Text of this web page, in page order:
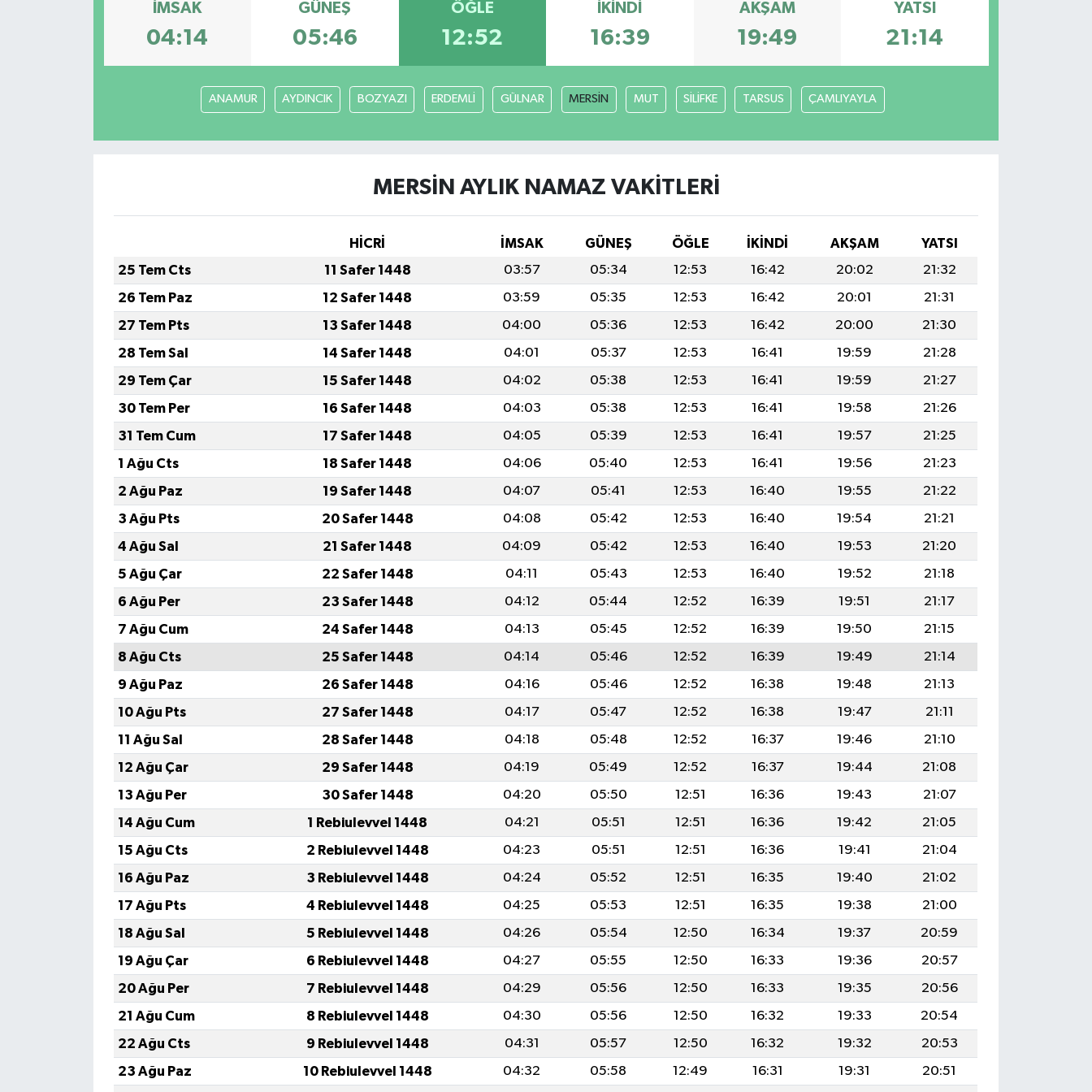
İMSAK
04:14
GÜNEŞ
05:46
ÖĞLE
12:52
İKINDI
16:39
AKŞAM
19:49
YATSI
21:14
ANAMUR AYDINCIK BOZYAZI ERDEMLİ GÜLNAR MERSİN MUT SİLİFKE TARSUS ÇAMLIYAYLA
MERSİN AYLIK NAMAZ VAKITLERI
HİCRİ İMSAK GÜNEŞ ÖĞLE İKINDI AKŞAM
YATSI
25 Tem Cts
11 Safer 1448 03:57 05:34 12:53 16:42 20:02
21:32
26 Tem Paz
12 Safer 1448 03:59 05:35 12:53 16:42 20:01
21:31
27 Tem Pts
13 Safer 1448 04:00 05:36 12:53 16:42 20:00
21:30
28 Tem Sal
14 Safer 1448 04:01 05:37 12:53 16:41 19:59
21:28
29 Tem Çar
15 Safer 1448 04:02 05:38 12:53 16:41 19:59
21:27
30 Tem Per
16 Safer 1448 04:03 05:38 12:53 16:41 19:58
21:26
31 Tem Cum
17 Safer 1448 04:05 05:39 12:53 16:41 19:57
21:25
1 Ağu Cts
18 Safer 1448 04:06 05:40 12:53 16:41 19:56
21:23
2 Ağu Paz
19 Safer 1448 04:07 05:41 12:53 16:40 19:55
21:22
3 Ağu Pts
20 Safer 1448 04:08 05:42 12:53 16:40 19:54
21:21
4 Ağu Sal
21 Safer 1448 04:09 05:42 12:53 16:40 19:53
21:20
5 Ağu Çar
22 Safer 1448 04:11 05:43 12:53 16:40 19:52
21:18
6 Ağu Per
23 Safer 1448 04:12 05:44 12:52 16:39 19:51
21:17
7 Ağu Cum
24 Safer 1448 04:13 05:45 12:52 16:39 19:50
21:15
8 Ağu Cts
25 Safer 1448 04:14 05:46 12:52 16:39 19:49
21:14
9 Ağu Paz
26 Safer 1448 04:16 05:46 12:52 16:38 19:48
21:13
10 Ağu Pts
27 Safer 1448 04:17 05:47 12:52 16:38 19:47
21:11
11 Ağu Sal
28 Safer 1448 04:18 05:48 12:52 16:37 19:46
21:10
12 Ağu Çar
29 Safer 1448 04:19 05:49 12:52 16:37 19:44
21:08
13 Ağu Per
30 Safer 1448 04:20 05:50 12:51 16:36 19:43
21:07
14 Ağu Cum
1 Rebiulevvel 1448 04:21 05:51 12:51 16:36 19:42
21:05
15 Ağu Cts
2 Rebiulevvel 1448 04:23 05:51 12:51 16:36 19:41
21:04
16 Ağu Paz
3 Rebiulevvel 1448 04:24 05:52 12:51 16:35 19:40
21:02
17 Ağu Pts
4 Rebiulevvel 1448 04:25 05:53 12:51 16:35 19:38
21:00
18 Ağu Sal
5 Rebiulevvel 1448 04:26 05:54 12:50 16:34 19:37
20:59
19 Ağu Çar
6 Rebiulevvel 1448 04:27 05:55 12:50 16:33 19:36
20:57
20 Ağu Per
7 Rebiulevvel 1448 04:29 05:56 12:50 16:33 19:35
20:56
21 Ağu Cum
8 Rebiulevvel 1448 04:30 05:56 12:50 16:32 19:33
20:54
22 Ağu Cts
9 Rebiulevvel 1448 04:31 05:57 12:50 16:32 19:32
20:53
23 Ağu Paz
10 Rebiulevvel 1448 04:32 05:58 12:49 16:31 19:31 20:51